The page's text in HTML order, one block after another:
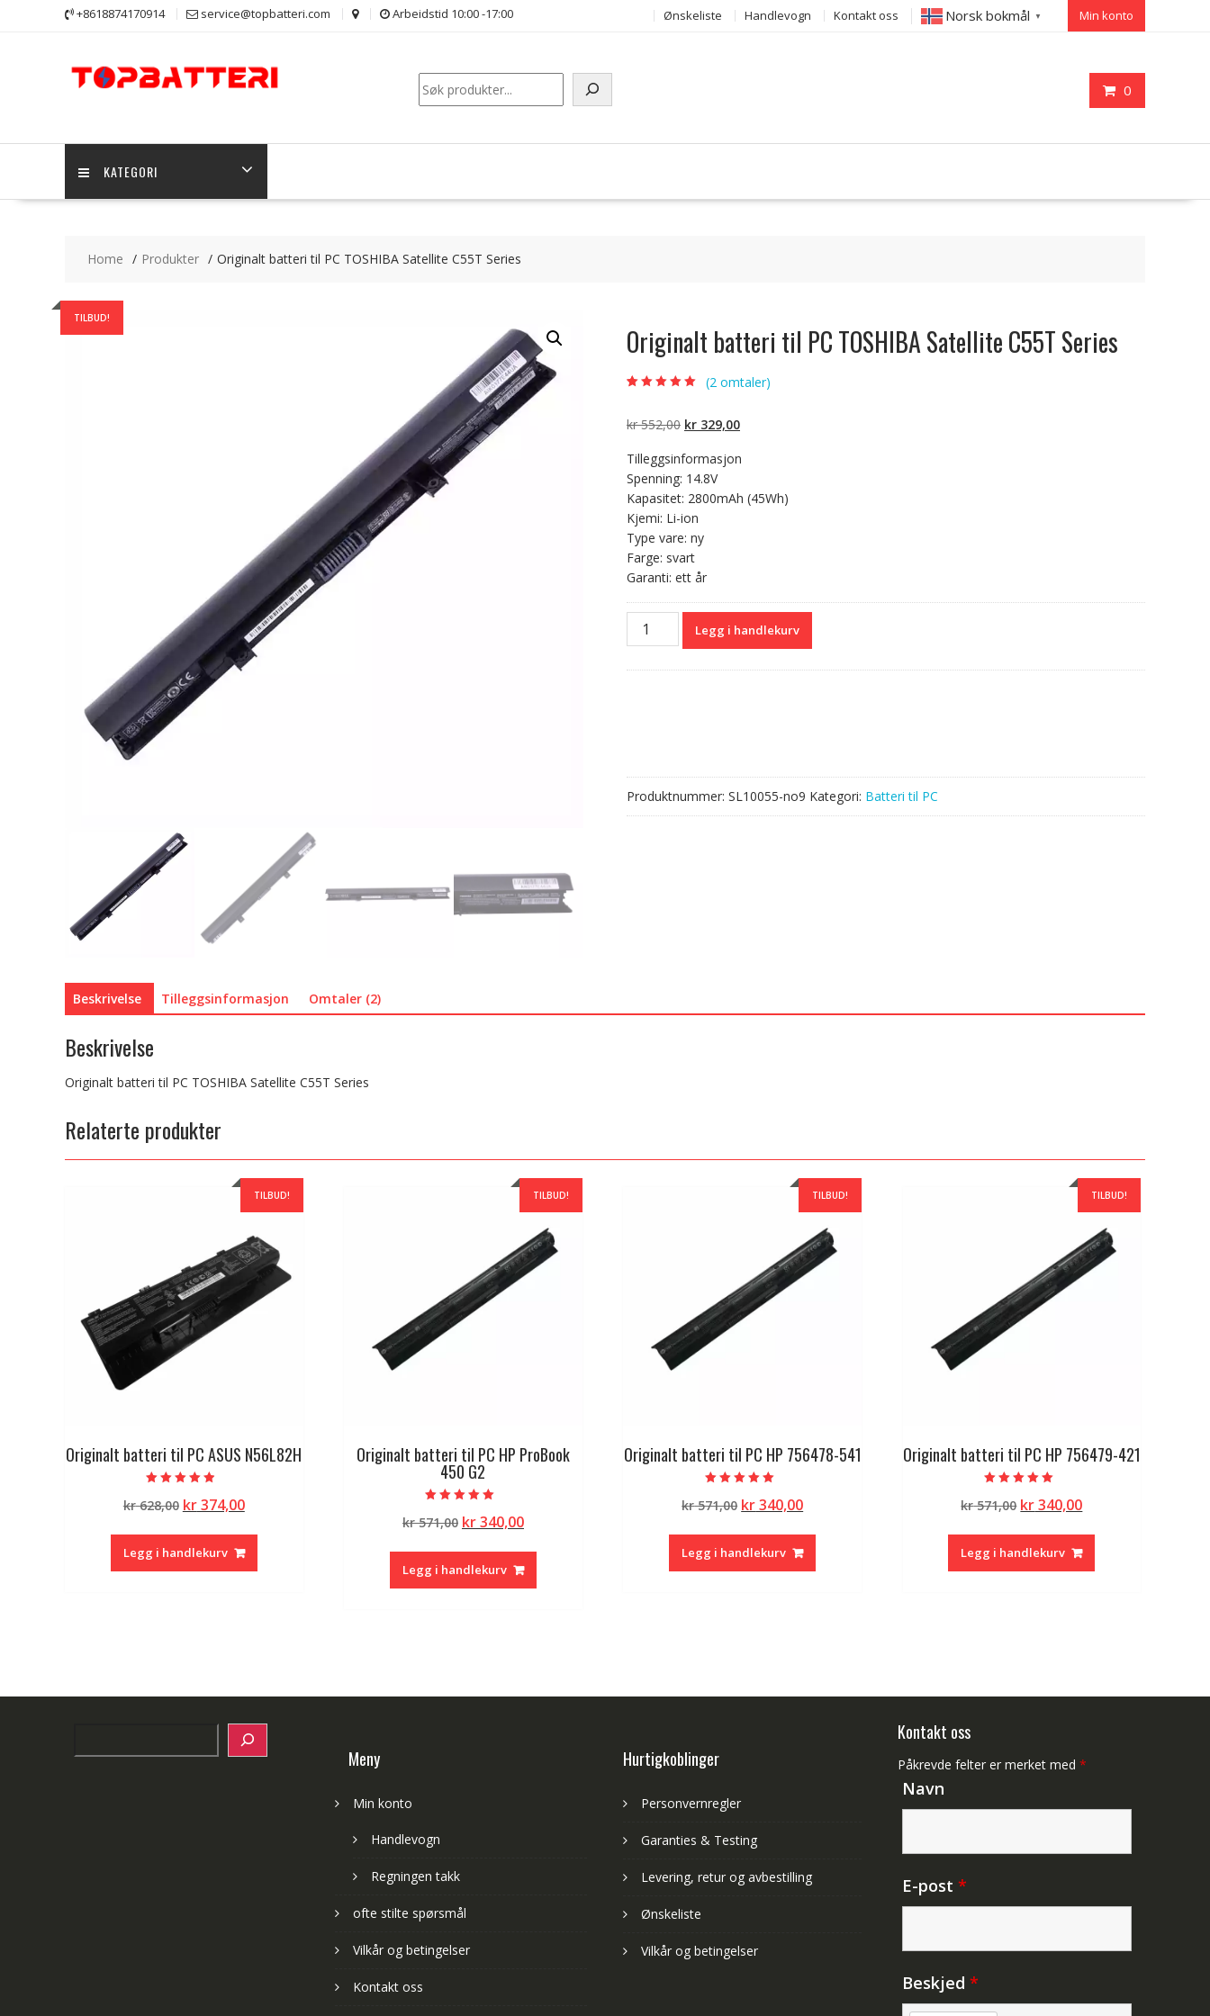
+8618874170914 service@topbatteri.com Arbeidstid 10:00 -17:00 Ønskeliste Handlevogn Kontakt oss Norsk bokmål ▼ Min konto
0
Søk
KATEGORI
Home Produkter Originalt batteri til PC TOSHIBA Satellite C55T Series
TILBUD!
Originalt batteri til PC TOSHIBA Satellite C55T Series
kundevurderinger
(2 omtaler)
kr552,00 Opprinnelig
var:
kr 552,00.
kr 329,00Nåværende
er:
Tilleggsinformasjon
Spenning: 14.8V
Kapasitet: 2800mAh (45Wh)
Kjemi: Li-ion
Type vare: ny
Farge: svart
Garanti: ett år
Originalt
batteri
antall
Legg i handlekurv
Produktnummer: SL10055-no9 Kategori: Batteri til PC
Beskrivelse Tilleggsinformasjon Omtaler (2)
Beskrivelse
Originalt batteri til PC TOSHIBA Satellite C55T Series
Relaterte produkter
TILBUD!
Originalt batteri til PC ASUS N56L82H
4.50
av 5
kr628,00 Opprinnelig
var:
kr 628,00.
kr374,00Nåværende
kr 374,00.
Legg i handlekurv
TILBUD!
Originalt batteri til PC HP ProBook
450 G2
5.00
av 5
kr571,00 Opprinnelig
var:
kr 571,00.
kr340,00Nåværende
kr 340,00.
Legg i handlekurv
TILBUD!
Originalt batteri til PC HP 756478-541
5.00
av 5
kr571,00 Opprinnelig
var:
kr 571,00.
kr340,00Nåværende
kr 340,00.
Legg i handlekurv
TILBUD!
Originalt batteri til PC HP 756479-421
5.00
av 5
kr571,00 Opprinnelig
var:
kr 571,00.
kr340,00Nåværende
kr 340,00.
Legg i handlekurv
Meny
Min konto
Handlevogn
Regningen takk
ofte stilte spørsmål
Vilkår og betingelser
Kontakt oss
Hurtigkoblinger
Personvernregler
Garanties & Testing
Levering, retur og avbestilling
Ønskeliste
Vilkår og betingelser
Kontakt oss
Påkrevde felter er merket med *
Navn
E-post *
Beskjed *